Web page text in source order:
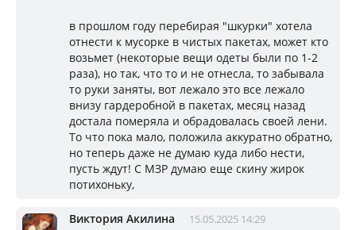
в прошлом году перебирая "шкурки" хотела
отнести к мусорке в чистых пакетах, может кто
возьмет (некоторые вещи одеты были по 1-2
раза), но так, что то и не отнесла, то забывала
то руки заняты, вот лежало это все лежало
внизу гардеробной в пакетах, месяц назад
достала померяла и обрадовалась своей лени.
То что пока мало, положила аккуратно обратно,
но теперь даже не думаю куда либо нести,
пусть ждут! С МЗР думаю еще скину жирок
потихоньку,
Виктория Акилина 15.05.2025 14:29